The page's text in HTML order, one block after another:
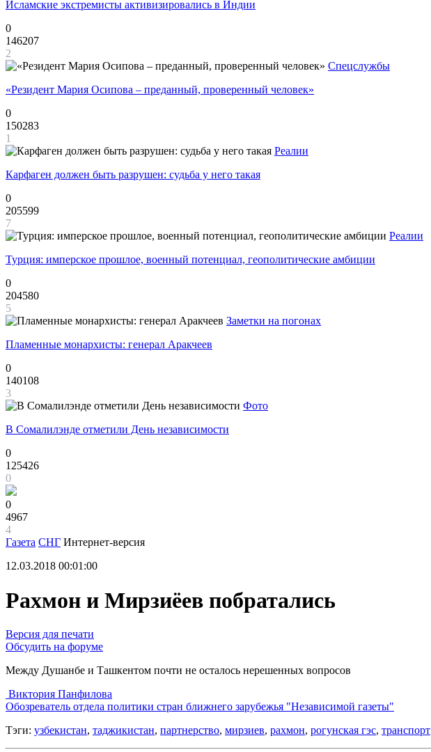
Исламские экстремисты активизировались в Индии
0
146207
2
Спецслужбы
«Резидент Мария Осипова – преданный, проверенный человек»
0
150283
1
Реалии
Карфаген должен быть разрушен: судьба у него такая
0
205599
7
Реалии
Турция: имперское прошлое, военный потенциал, геополитические амбиции
0
204580
5
Заметки на погонах
Пламенные монархисты: генерал Аракчеев
0
140108
3
Фото
В Сомалилэнде отметили День независимости
0
125426
0
0
4967
4
Газета СНГ Интернет-версия
12.03.2018 00:01:00
Рахмон и Мирзиёев побратались
Версия для печати
Обсудить на форуме
Между Душанбе и Ташкентом почти не осталось нерешенных вопросов
Виктория Панфилова
Обозреватель отдела политики стран ближнего зарубежья "Независимой газеты"
Тэги: узбекистан, таджикистан, партнерство, мирзиев, рахмон, рогунская гэс, транспорт